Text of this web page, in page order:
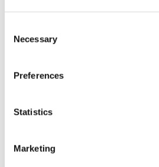
Selection
Necessary
Preferences
Statistics
Marketing
Kort beskrivning över din